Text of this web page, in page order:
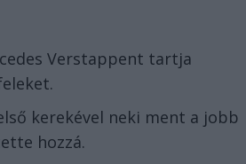
Verstappent tartja
kerekével neki ment a jobb
hozzá.